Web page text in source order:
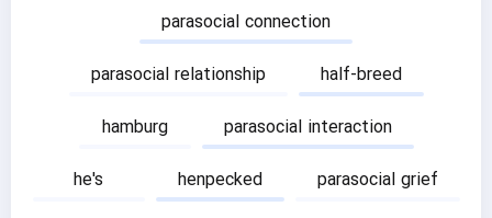
parasocial connection
parasocial relationship
half-breed
hamburg
parasocial interaction
he's
henpecked
parasocial grief